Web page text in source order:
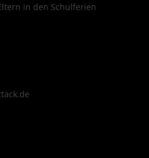
in den Schulferien